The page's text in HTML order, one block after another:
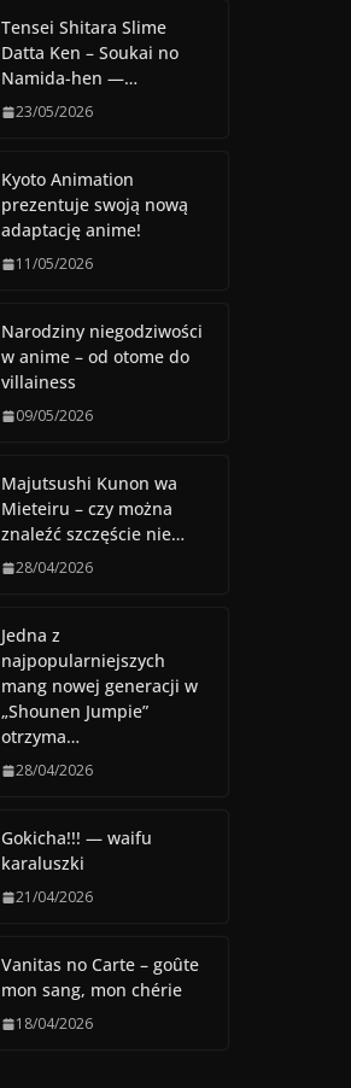
Tensei Shitara Slime
Datta Ken – Soukai no
Namida-hen —…
23/05/2026
Kyoto Animation
prezentuje swoją nową
adaptację anime!
11/05/2026
Narodziny niegodziwości
w anime – od otome do
villainess
09/05/2026
Majutsushi Kunon wa
Mieteiru – czy można
znaleźć szczęście nie…
28/04/2026
Jedna z
najpopularniejszych
mang nowej generacji w
„Shounen Jumpie”
otrzyma…
28/04/2026
Gokicha!!! — waifu
karaluszki
21/04/2026
Vanitas no Carte – goûte
mon sang, mon chérie
18/04/2026